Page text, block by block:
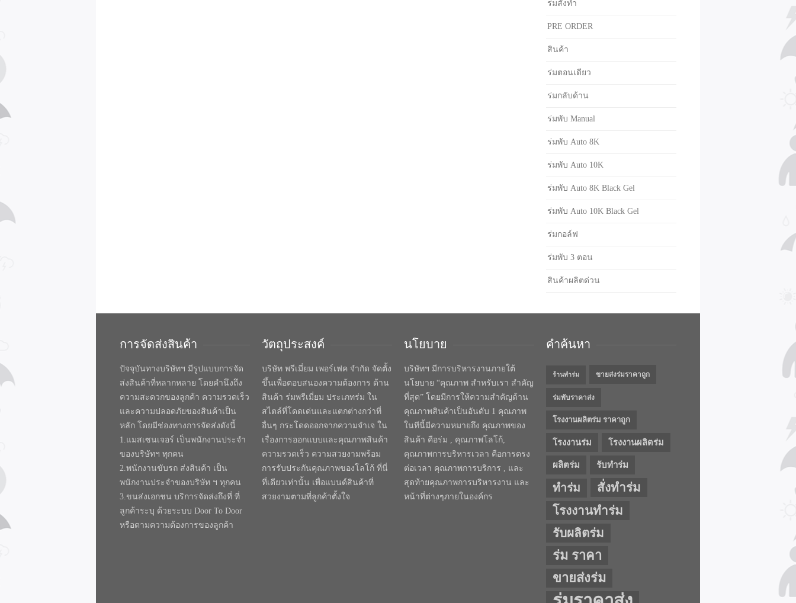
ร่มสั่งทำ
PRE ORDER
สินค้า
ร่มตอนเดียว
ร่มกลับด้าน
ร่มพับ Manual
ร่มพับ Auto 8K
ร่มพับ Auto 10K
ร่มพับ Auto 8K Black Gel
ร่มพับ Auto 10K Black Gel
ร่มกอล์ฟ
ร่มพับ 3 ตอน
สินค้าผลิตด่วน
การจัดส่งสินค้า
ปัจจุบันทางบริษัทฯ มีรูปแบบการจัด
ส่งสินค้าที่หลากหลาย โดยคำนึงถึง
ความสะดวกของลูกค้า ความรวดเร็ว
และความปลอดภัยของสินค้าเป็น
หลัก โดยมีช่องทางการจัดส่งดังนี้
1.แมสเซนเจอร์ เป็นพนักงานประจำ
ของบริษัทฯ ทุกคน
2.พนักงานขับรถ ส่งสินค้า เป็น
พนักงานประจำของบริษัท ฯ ทุกคน
3.ขนส่งเอกชน บริการจัดส่งถึงที่ ที่
ลูกค้าระบุ ด้วยระบบ Door To Door
หรือตามความต้องการของลูกค้า
วัตถุประสงค์
บริษัท พรีเมี่ยม เพอร์เฟค จำกัด จัดตั้ง
ขึ้นเพื่อตอบสนองความต้องการ ด้าน
สินค้า ร่มพรีเมี่ยม ประเภทร่ม ใน
สไตล์ที่โดดเด่นและแตกต่างกว่าที่
อื่นๆ กระโดดออกจากความจำเจ ใน
เรื่องการออกแบบและคุณภาพสินค้า
ความรวดเร็ว ความสวยงามพร้อม
การรับประกันคุณภาพของโลโก้ ที่นี่
ที่เดียวเท่านั้น เพื่อแบนด์สินค้าที่
สวยงามตามที่ลูกค้าตั้งใจ
นโยบาย
บริษัทฯ มีการบริหารงานภายใต้
นโยบาย “คุณภาพ สำหรับเรา สำคัญ
ที่สุด” โดยมีการให้ความสำคัญด้าน
คุณภาพสินค้าเป็นอันดับ 1 คุณภาพ
ในทีนี้มีความหมายถึง คุณภาพของ
สินค้า คือร่ม , คุณภาพโลโก้,
คุณภาพการบริหารเวลา คือการตรง
ต่อเวลา คุณภาพการบริการ , และ
สุดท้ายคุณภาพการบริหารงาน และ
หน้าที่ต่างๆภายในองค์กร
คำค้นหา
ร้านทำร่ม ขายส่งร่มราคาถูก
ร่มพับราคาส่ง
โรงงานผลิตร่ม ราคาถูก
โรงงานร่ม โรงงานผลิตร่ม
ผลิตร่ม รับทำร่ม
ทำร่ม
สั่งทำร่ม
โรงงานทำร่ม
รับผลิตร่ม
ร่ม ราคา
ขายส่งร่ม